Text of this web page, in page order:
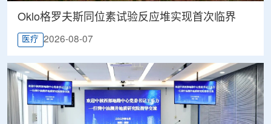
Oklo格罗夫斯同位素试验反应堆实现首次临界
医疗 2026-08-07